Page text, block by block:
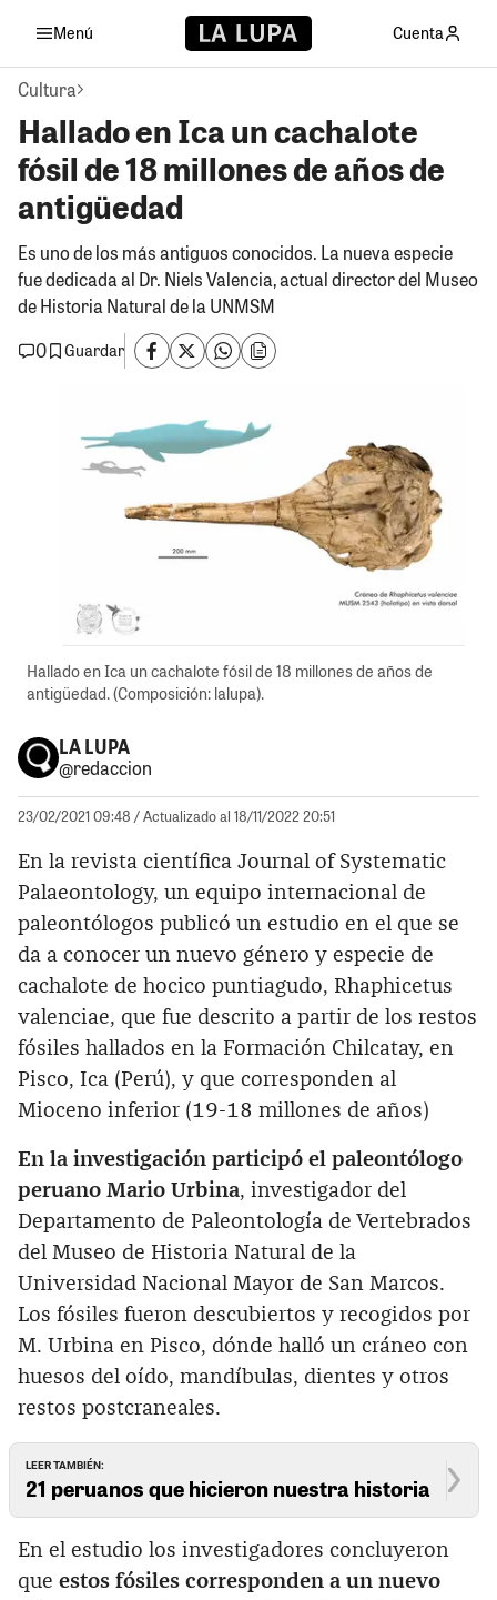
Menú Cuenta
Cultura
Hallado en Ica un cachalote
fósil de 18 millones de años de
antigüedad
Es uno de los más antiguos conocidos. La nueva especie
fue dedicada al Dr. Niels Valencia, actual director del Museo
de Historia Natural de la UNMSM
0
Guardar
Hallado en Ica un cachalote fósil de 18 millones de años de
antigüedad. (Composición: lalupa).
LA LUPA
@redaccion
23/02/2021 09:48 / Actualizado al 18/11/2022 20:51
En la revista científica Journal of Systematic
Palaeontology, un equipo internacional de
paleontólogos publicó un estudio en el que se
da a conocer un nuevo género y especie de
cachalote de hocico puntiagudo, Rhaphicetus
valenciae, que fue descrito a partir de los restos
fósiles hallados en la Formación Chilcatay, en
Pisco, Ica (Perú), y que corresponden al
Mioceno inferior (19-18 millones de años)
En la investigación participó el paleontólogo
peruano Mario Urbina, investigador del
Departamento de Paleontología de Vertebrados
del Museo de Historia Natural de la
Universidad Nacional Mayor de San Marcos.
Los fósiles fueron descubiertos y recogidos por
M. Urbina en Pisco, dónde halló un cráneo con
huesos del oído, mandíbulas, dientes y otros
restos postcraneales.
LEER TAMBIÉN:
21 peruanos que hicieron nuestra historia
En el estudio los investigadores concluyeron
que estos fósiles corresponden a un nuevo